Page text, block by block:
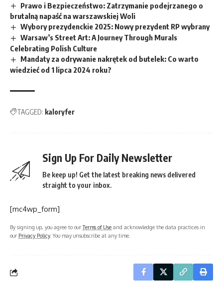
Prawo i Bezpieczeństwo: Zatrzymanie podejrzanego o
brutalną napaść na warszawskiej Woli
Wybory prezydenckie 2025: Nowy prezydent RP wybrany
Warsaw’s Street Art: A Journey Through Murals
Celebrating Polish Culture
Mandaty za odrywanie nakrętek od butelek: Co warto
wiedzieć od 1 lipca 2024 roku?
TAGGED: kaloryfer
Sign Up For Daily Newsletter
Be keep up! Get the latest breaking news delivered
straight to your inbox.
[mc4wp_form]
By signing up, you agree to ourTerms of Use and acknowledge the data practices in
our Privacy Policy. You may unsubscribe at any time.